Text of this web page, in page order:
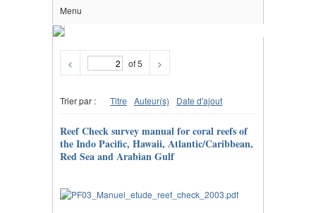
Menu
< of 5 >
Trier par : Titre Auteur(s) Date d'ajout
Reef Check survey manual for coral reefs of
the Indo Pacific, Hawaii, Atlantic/Caribbean,
Red Sea and Arabian Gulf